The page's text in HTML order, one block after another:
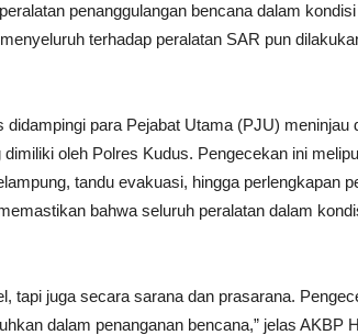
penanggulangan bencana dalam
terhadap peralatan SAR pun
para Pejabat Utama (PJU) meninjau
oleh Polres Kudus. Pengecekan ini
tandu evakuasi, hingga perlengkapan
bahwa seluruh peralatan dalam
tapi juga secara sarana dan prasarana.
dalam penanganan bencana,” jelas AKBP